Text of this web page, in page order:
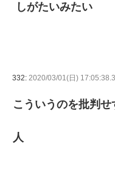
しがたいみたい
332: 2020/03/01(日)
こういうのを批判
人